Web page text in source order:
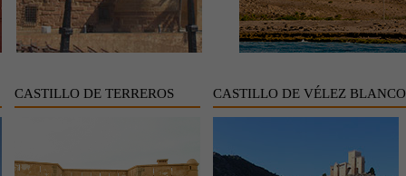
CASTILLO DE TERREROS CASTILLO DE VÉLEZ BLANCO